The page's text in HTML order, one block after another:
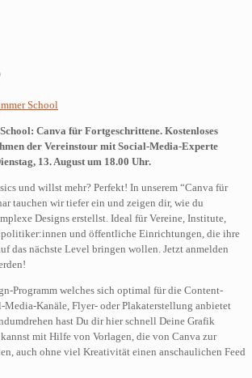
School
Canva für Fortgeschrittene. Kostenloses
der Vereinstour mit Social-Media-Experte
13. August um 18.00 Uhr.
und willst mehr? Perfekt! In unserem “Canva für
tauchen wir tiefer ein und zeigen dir, wie du
Designs erstellst. Ideal für Vereine, Institute,
und öffentliche Einrichtungen, die ihre
das nächste Level bringen wollen. Jetzt anmelden
Programm welches sich optimal für die Content-
Media-Kanäle, Flyer- oder Plakaterstellung anbietet
hast Du dir hier schnell Deine Grafik
mit Hilfe von Vorlagen, die von Canva zur
auch ohne viel Kreativität einen anschaulichen Feed